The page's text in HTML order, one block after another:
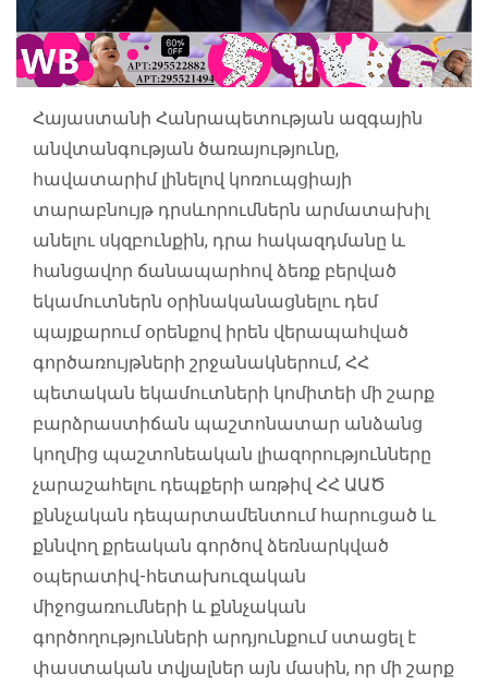
Հայաստանի Հանրապետության ազգային
անվտանգության ծառայությունը,
հավատարիմ լինելով կոռուպցիայի
տարաբնույթ դրսևորումներն արմատախիլ
անելու սկզբունքին, դրա հակազդմանը և
հանցավոր ճանապարհով ձեռք բերված
եկամուտներն օրինականացնելու դեմ
պայքարում օրենքով իրեն վերապահված
գործառույթների շրջանակներում, ՀՀ
պետական եկամուտների կոմիտեի մի շարք
բարձրաստիճան պաշտոնատար անձանց
կողմից պաշտոնեական լիազորությունները
չարաշահելու դեպքերի առթիվ ՀՀ ԱԱԾ
քննչական դեպարտամենտում հարուցած և
քննվող քրեական գործով ձեռնարկված
օպերատիվ-հետախուզական
միջոցառումների և քննչական
գործողությունների արդյունքում ստացել է
փաստական տվյալներ այն մասին, որ մի շարք